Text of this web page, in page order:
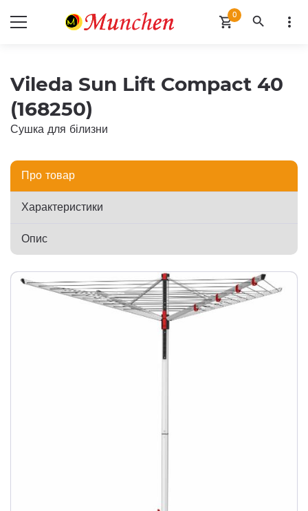
shopping_cart0 search more_vert
Vileda Sun Lift Compact 40
(168250)
Сушка для білизни
Про товар
Характеристики
Опис